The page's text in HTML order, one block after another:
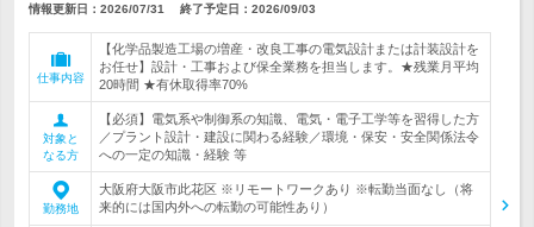
情報更新日：2026/07/31 終了予定日： 2026/09/03
仕事内容
【化学品製造工場の増産・改良工事の電気設計または計装設計を
お任せ】設計・工事および保全業務を担当します。★残業月平均
20時間 ★有休取得率70%
対象と
なる方
【必須】電気系や制御系の知識、電気・電子工学等を習得した方
／プラント設計・建設に関わる経験／環境・保安・安全関係法令
への一定の知識・経験 等
勤務地
大阪府大阪市此花区 ※リモートワークあり ※転勤当面なし（将
来的には国内外への転勤の可能性あり）